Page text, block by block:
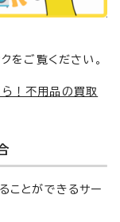
をご覧ください。
ら！不用品の買取
ことができるサー